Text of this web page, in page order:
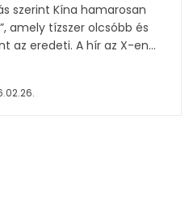
szerint Kína hamarosan
amely tízszer olcsóbb és
az eredeti. A hír az X-en...